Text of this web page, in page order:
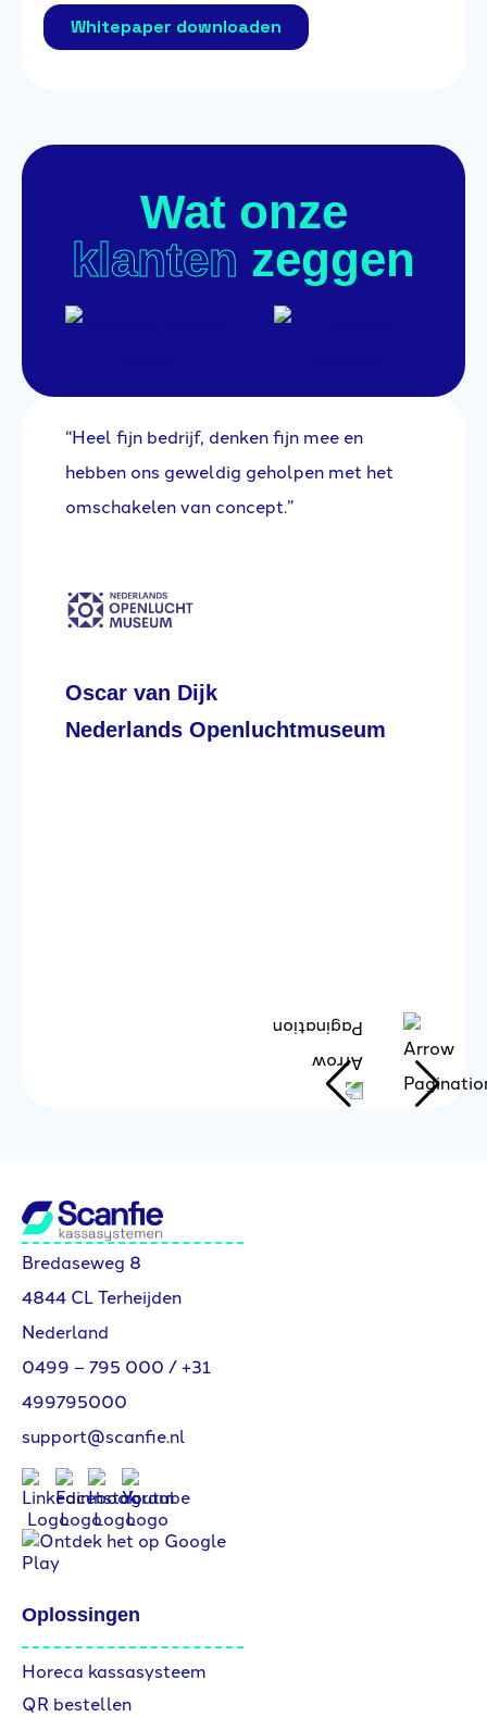
Wat onze
klanten zeggen
“Heel fijn bedrijf, denken fijn mee en
hebben ons geweldig geholpen met het
omschakelen van concept.”
Oscar van Dijk
Nederlands Openluchtmuseum
Bredaseweg 8
4844 CL Terheijden
Nederland
0499 – 795 000 /+31
499795000
support@scanfie.nl
Oplossingen
Horeca kassasysteem
QR bestellen